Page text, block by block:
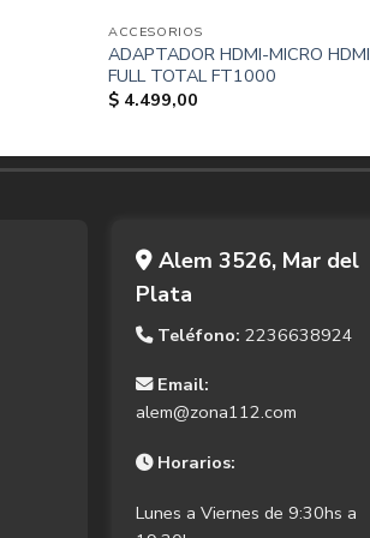
ACCESORIOS
ADAPTADOR HDMI-MICRO HDMI
FULL TOTAL FT1000
$ 4.499,00
Alem 3526, Mar del
Plata
Teléfono: 2236638924
Email:
alem@zona112.com
Horarios:
Lunes a Viernes de 9:30hs a